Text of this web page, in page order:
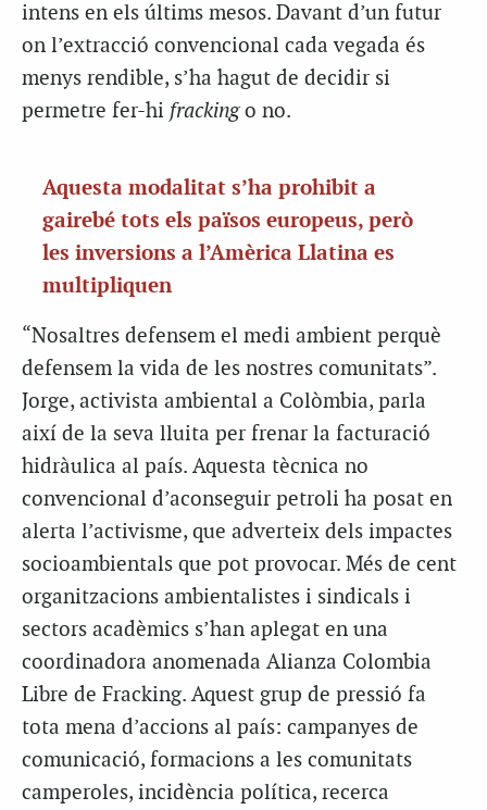
intens en els últims mesos. Davant d’un futur
on l’extracció convencional cada vegada és
menys rendible, s’ha hagut de decidir si
permetre fer-hi frackingo no.
Aquesta modalitat s’ha prohibit a
gairebé tots els països europeus, però
les inversions a l’Amèrica Llatina es
multipliquen
“Nosaltres defensem el medi ambient perquè
defensem la vida de les nostres comunitats”.
Jorge, activista ambiental a Colòmbia, parla
així de la seva lluita per frenar la facturació
hidràulica al país. Aquesta tècnica no
convencional d’aconseguir petroli ha posat en
alerta l’activisme, que adverteix dels impactes
socioambientals que pot provocar. Més de cent
organitzacions ambientalistes i sindicals i
sectors acadèmics s’han aplegat en una
coordinadora anomenada Alianza Colombia
Libre de Fracking. Aquest grup de pressió fa
tota mena d’accions al país: campanyes de
comunicació, formacions a les comunitats
camperoles, incidència política, recerca